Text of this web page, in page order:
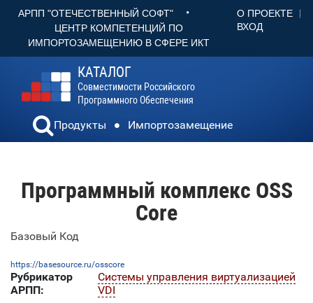
АРПП "ОТЕЧЕСТВЕННЫЙ СОФТ" •
ЦЕНТР КОМПЕТЕНЦИЙ ПО
ИМПОРТОЗАМЕЩЕНИЮ В СФЕРЕ ИКТ
О ПРОЕКТЕ
ВХОД
КАТАЛОГ
Совместимости Российского
Программного Обеспечения
Продукты Импортозамещение
Программный комплекс OSS
Core
Базовый Код
https://basesource.ru/osscore
Рубрикатор
АРПП:
Системы управления виртуализацией
VDI